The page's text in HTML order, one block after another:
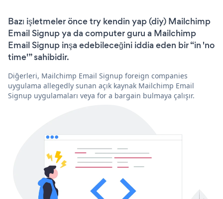
Bazı işletmeler önce try kendin yap (diy) Mailchimp
Email Signup ya da computer guru a Mailchimp
Email Signup inşa edebileceğini iddia eden bir “in 'no
time'” sahibidir.
Diğerleri, Mailchimp Email Signup foreign companies
uygulama allegedly sunan açık kaynak Mailchimp Email
Signup uygulamaları veya for a bargain bulmaya çalışır.